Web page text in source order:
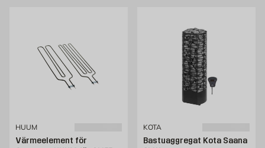
HUUM
Värmeelement för
KOTA
Bastuaggregat Kota Saana